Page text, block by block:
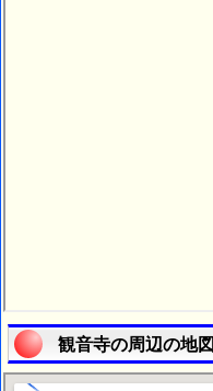
観音寺の周辺の地図